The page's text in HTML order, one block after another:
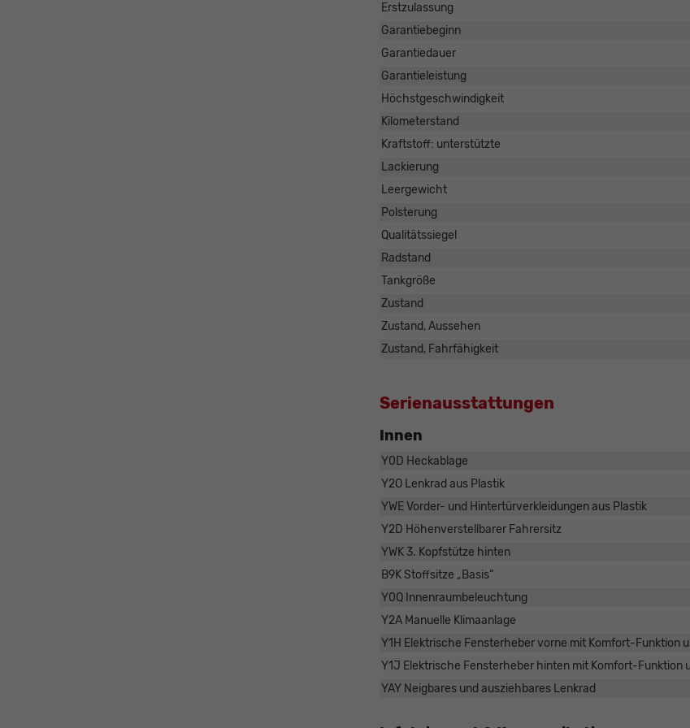
Erstzulassung
Garantiebeginn
Garantiedauer
Garantieleistung
Höchstgeschwindigkeit
Kilometerstand
Kraftstoff: unterstützte
Lackierung
Leergewicht
Polsterung
Qualitätssiegel
Radstand
Tankgröße
Zustand
Zustand, Aussehen
Zustand, Fahrfähigkeit
Serienausstattungen
Innen
Y0D Heckablage
Y2O Lenkrad aus Plastik
YWE Vorder- und Hintertürverkleidungen aus Plastik
Y2D Höhenverstellbarer Fahrersitz
YWK 3. Kopfstütze hinten
B9K Stoffsitze „Basis“
Y0Q Innenraumbeleuchtung
Y2A Manuelle Klimaanlage
Y1H Elektrische Fensterheber vorne mit Komfort-Funktion
Y1J Elektrische Fensterheber hinten mit Komfort-Funktion
YAY Neigbares und ausziehbares Lenkrad